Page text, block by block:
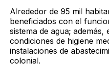
Alrededor de 95 mil
beneficiados con el
sistema de agua;
condiciones de higiene
instalaciones de
colonial.